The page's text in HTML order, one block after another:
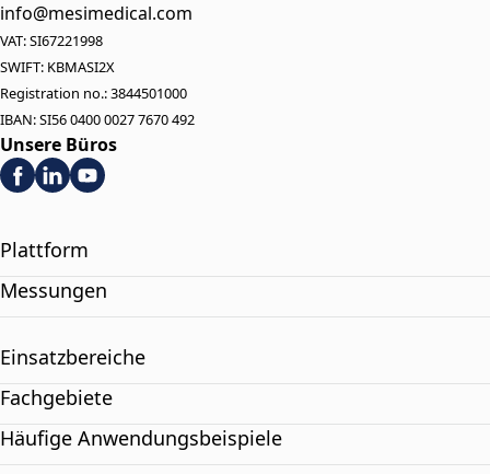
info@mesimedical.com
VAT: SI67221998
SWIFT: KBMASI2X
Registration no.: 3844501000
IBAN: SI56 0400 0027 7670 492
Unsere Büros
Plattform
Messungen
Einsatzbereiche
Fachgebiete
Häufige Anwendungsbeispiele